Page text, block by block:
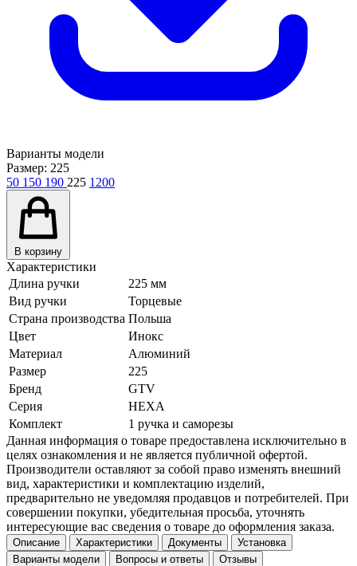
Варианты модели
Размер: 225
50 150 190 225 1200
В корзину
Характеристики
Длина ручки
225 мм
Вид ручки
Торцевые
Страна производства Польша
Цвет
Инокс
Материал
Алюминий
Размер
225
Бренд
GTV
Серия
HEXA
Комплект
1 ручка и саморезы
Данная информация о товаре предоставлена исключительно в
целях ознакомления и не является публичной офертой.
Производители оставляют за собой право изменять внешний
вид, характеристики и комплектацию изделий,
предварительно не уведомляя продавцов и потребителей. При
совершении покупки, убедительная просьба, уточнять
интересующие вас сведения о товаре до оформления заказа.
Описание Характеристики Документы
Установка
Варианты модели
Вопросы и ответы Отзывы